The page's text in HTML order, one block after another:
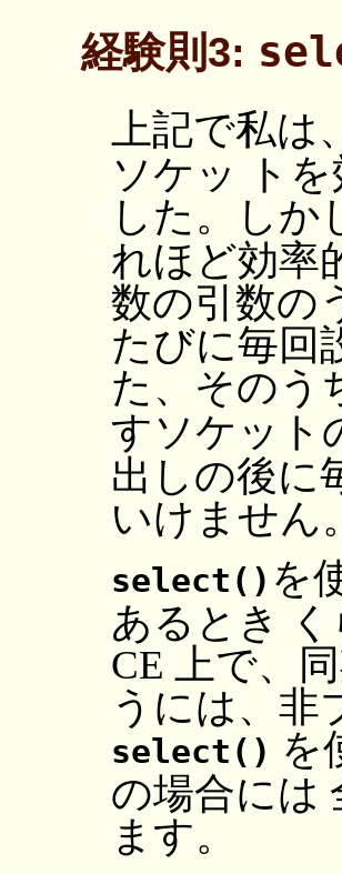
経験則3:
上記で私は、
ソケッ ト
した。し
れほど効率
数の引数の
たびに毎回
た、そのう
すソケット
出しの後に
いけません。
select() を
あるとき
CE 上で、
うには、非
select() を
の場合には
ます。